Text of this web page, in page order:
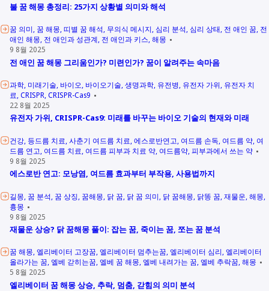
불 꿈 해몽 총정리: 25가지 상황별 의미와 해석
꿈 의미 꿈 해몽 띠별 꿈 해석 무의식 메시지 심리 분석 심리 상태 전 애인 꿈 전
애인 해몽 전 애인과 성관계 전 애인과 키스 해몽
9 8월 2025
전 애인 꿈 해몽 그리움인가? 미련인가? 꿈이 알려주는 속마음
과학 미래기술 바이오 바이오기술 생명과학 유전병 유전자 가위 유전자 치
료 CRISPR CRISPR-Cas9
22 8월 2025
유전자 가위, CRISPR-Cas9: 미래를 바꾸는 바이오 기술의 현재와 미래
건강 등드름 치료 사춘기 여드름 치료 에스로반연고 여드름 손독 여드름 약 여
드름 연고 여드름 치료 여드름 피부과 치료 약 여드름약 피부과에서 쓰는 약
9 8월 2025
에스로반 연고: 모낭염, 여드름 효과부터 부작용, 사용법까지
길몽 꿈 분석 꿈 상징 꿈해몽 닭 꿈 닭 꿈 의미 닭 꿈해몽 닭똥 꿈 재물운 해몽
흉몽
9 8월 2025
재물운 상승? 닭 꿈해몽 풀이: 잡는 꿈, 죽이는 꿈, 쪼는 꿈 분석
꿈 해몽 엘리베이터 고장꿈 엘리베이터 멈추는꿈 엘리베이터 심리 엘리베이터
올라가는 꿈 엘베 갇히는꿈 엘베 꿈 해몽 엘베 내려가는 꿈 엘베 추락꿈 해몽
5 8월 2025
엘리베이터 꿈 해몽 상승, 추락, 멈춤, 갇힘의 의미 분석